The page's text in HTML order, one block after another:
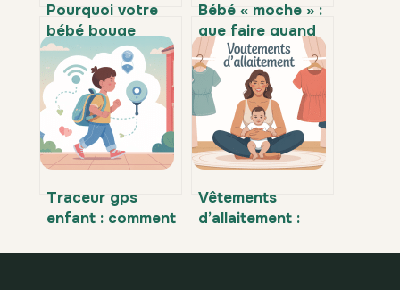
Pourquoi votre
bébé bouge
moins certains
jours : ce qu’il
faut vraiment
savoir
Bébé « moche » :
que faire quand
on n’aime pas son
bébé au premier
regard
Traceur gps
enfant : comment
fiable et
Vêtements
d’allaitement :
des pièces